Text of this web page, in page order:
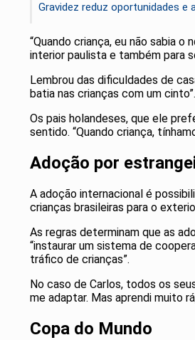
Gravidez reduz oportunidades
“Quando criança, eu não sabia
interior paulista e também para
Lembrou das dificuldades de
batia nas crianças com um
Os pais holandeses, que ele
sentido. “Quando criança,
Adoção por
A adoção internacional é
crianças brasileiras para o
As regras determinam que as
“instaurar um sistema de
tráfico de crianças”.
No caso de Carlos, todos os
me adaptar. Mas aprendi muito
Copa do Mundo